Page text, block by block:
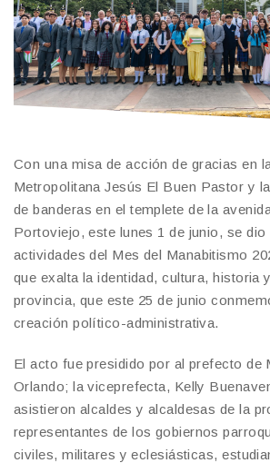
Con una misa de acción de gracias en
Metropolitana Jesús El Buen Pastor y
de banderas en el templete de la
Portoviejo, este lunes 1 de junio, se
actividades del Mes del Manabitismo
que exalta la identidad, cultura, historia
provincia, que este 25 de junio
creación político-administrativa.
El acto fue presidido por al prefecto de
Orlando; la viceprefecta, Kelly
asistieron alcaldes y alcaldesas de la
representantes de los gobiernos
civiles, militares y eclesiásticas,